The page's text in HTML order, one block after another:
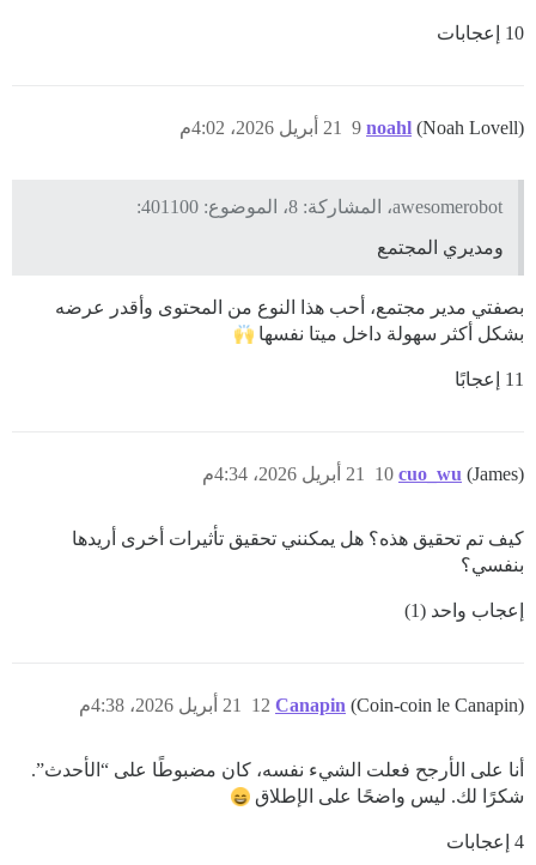
10 إعجابات
noahl (Noah Lovell) 21 أبريل 2026، 4:02م 9
awesomerobot، المشاركة: 8، الموضوع: 401100:
ومديري المجتمع
بصفتي مدير مجتمع، أحب هذا النوع من المحتوى وأقدر عرضه
بشكل أكثر سهولة داخل ميتا نفسها
11 إعجابًا
cuo_wu (James) 21 أبريل 2026، 4:34م 10
كيف تم تحقيق هذه؟ هل يمكنني تحقيق تأثيرات أخرى أريدها
بنفسي؟
إعجاب واحد (1)
Canapin (Coin-coin le Canapin) 21 أبريل 2026، 4:38م 12
أنا على الأرجح فعلت الشيء نفسه، كان مضبوطًا على “الأحدث”.
شكرًا لك. ليس واضحًا على الإطلاق
4 إعجابات